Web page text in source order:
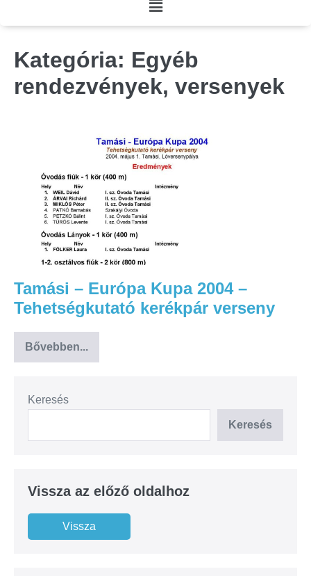
Kategória: Egyéb
rendezvények, versenyek
Tamási – Európa Kupa 2004 –
Tehetségkutató kerékpár verseny
Bővebben...
Keresés
Keresés
Vissza az előző oldalhoz